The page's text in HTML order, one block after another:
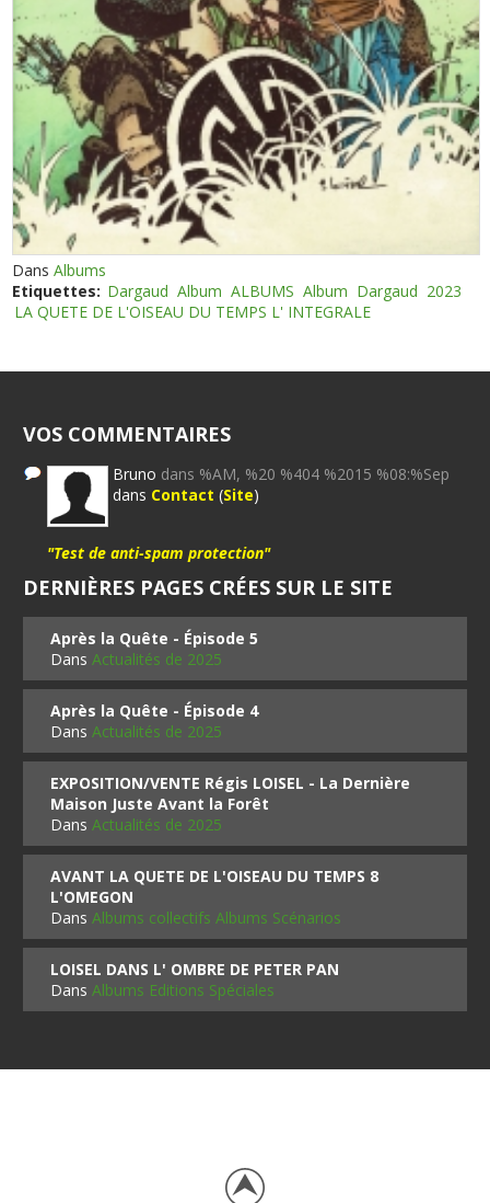
DansAlbums
Etiquettes: Dargaud Album ALBUMS Album Dargaud 2023
LA QUETE DE L'OISEAU DU TEMPS L' INTEGRALE
VOS COMMENTAIRES
Bruno dans %AM, %20 %404 %2015 %08:%Sep
dans Contact (Site)
"Test de anti-spam protection"
DERNIÈRES PAGES CRÉES SUR LE SITE
Après la Quête - Épisode 5
DansActualités de 2025
Après la Quête - Épisode 4
DansActualités de 2025
EXPOSITION/VENTE Régis LOISEL - La Dernière
Maison Juste Avant la Forêt
DansActualités de 2025
AVANT LA QUETE DE L'OISEAU DU TEMPS 8
L'OMEGON
DansAlbums collectifs Albums Scénarios
LOISEL DANS L' OMBRE DE PETER PAN
DansAlbums Editions Spéciales